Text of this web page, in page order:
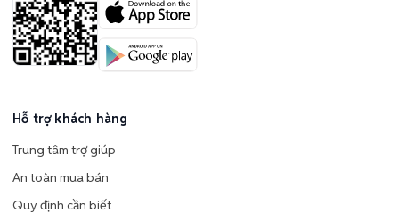
Hỗ trợ khách hàng
Trung tâm trợ giúp
An toàn mua bán
Quy định cần biết